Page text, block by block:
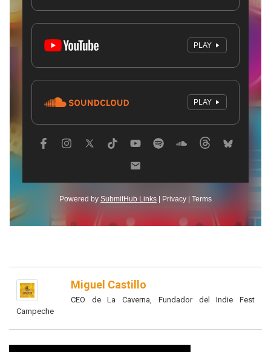
Miguel Castillo
CEO de La Caverna, Fundador del Indie Fest
Campeche